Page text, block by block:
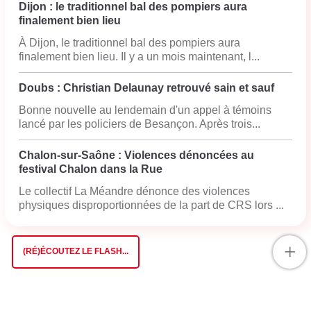
Dijon : le traditionnel bal des pompiers aura
finalement bien lieu
À Dijon, le traditionnel bal des pompiers aura
finalement bien lieu. Il y a un mois maintenant, l...
Doubs : Christian Delaunay retrouvé sain et sauf
Bonne nouvelle au lendemain d'un appel à témoins
lancé par les policiers de Besançon. Après trois...
Chalon-sur-Saône : Violences dénoncées au
festival Chalon dans la Rue
Le collectif La Méandre dénonce des violences
physiques disproportionnées de la part de CRS lors ...
(RÉ)ÉCOUTEZ LE FLASH... +